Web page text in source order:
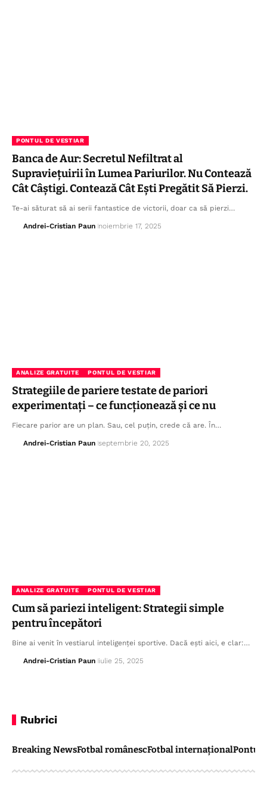
PONTUL DE VESTIAR
Banca de Aur: Secretul Nefiltrat al
Supraviețuirii în Lumea Pariurilor. Nu Contează
Cât Câștigi. Contează Cât Ești Pregătit Să Pierzi.
Te-ai săturat să ai serii fantastice de victorii, doar ca să pierzi…
Andrei-Cristian Paun noiembrie 17, 2025
ANALIZE GRATUITE PONTUL DE VESTIAR
Strategiile de pariere testate de pariori
experimentați – ce funcționează și ce nu
Fiecare parior are un plan. Sau, cel puțin, crede că are. În…
Andrei-Cristian Paun septembrie 20, 2025
ANALIZE GRATUITE PONTUL DE VESTIAR
Cum să pariezi inteligent: Strategii simple
pentru începători
Bine ai venit în vestiarul inteligenței sportive. Dacă ești aici, e clar:…
Andrei-Cristian Paun iulie 25, 2025
Rubrici
Breaking NewsFotbal românescFotbal internaționalPontul